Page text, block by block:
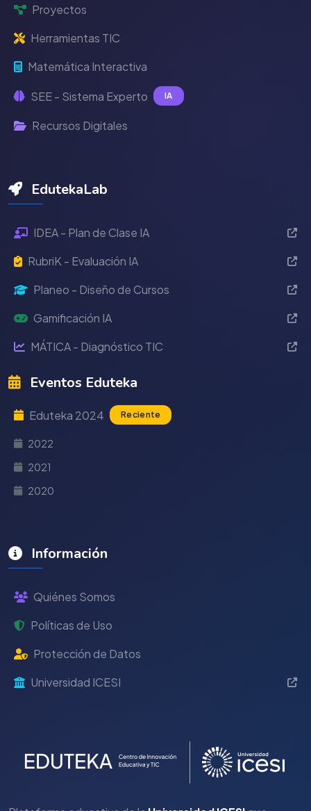
Proyectos
Herramientas TIC
Matemática Interactiva
SEE - Sistema Experto IA
Recursos Digitales
EdutekaLab
IDEA - Plan de Clase IA
RubriK - Evaluación IA
Planeo - Diseño de Cursos
Gamificación IA
MÁTICA - Diagnóstico TIC
Eventos Eduteka
Eduteka 2024 Reciente
2022
2021
2020
Información
Quiénes Somos
Políticas de Uso
Protección de Datos
Universidad ICESI